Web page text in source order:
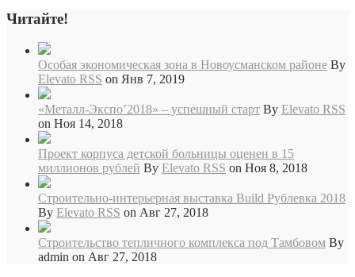
Читайте!
Особая экономическая зона в Новоусманском районе By
Elevato RSS on Янв 7, 2019
«Металл-Экспо’2018» – успешный старт By Elevato RSS
on Ноя 14, 2018
Проект корпуса детской больницы оценен в 15
миллионов рублей By Elevato RSS on Ноя 8, 2018
Cтроительно-интерьерная выставка Build Рублевка 2018
By Elevato RSS on Авг 27, 2018
Строительство тепличного комплекса под Тамбовом By
admin on Авг 27, 2018